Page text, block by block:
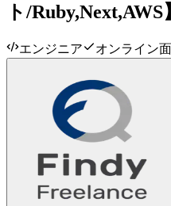
ト/
エンジニア オンライン